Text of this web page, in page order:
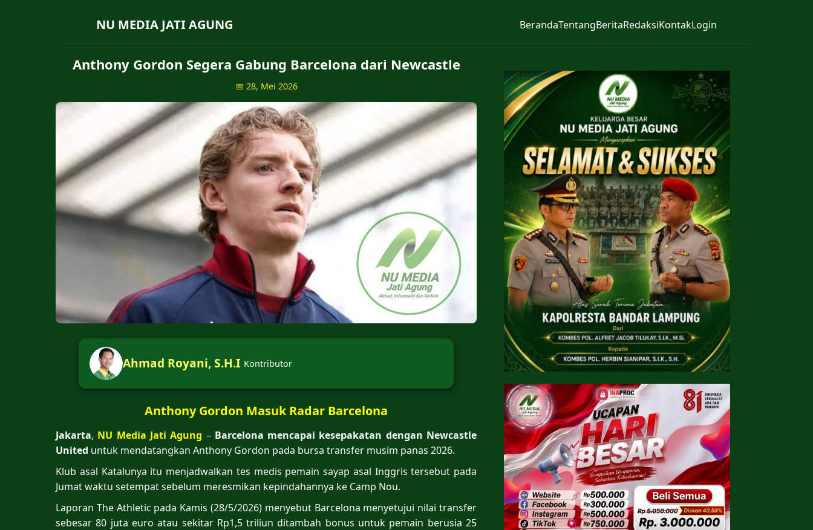
NU MEDIA JATI AGUNG BerandaTentangBeritaRedaksiKontakLogin
Anthony Gordon Segera Gabung Barcelona dari Newcastle
📅 28, Mei 2026
Ahmad Royani, S.H.I Kontributor
Anthony Gordon Masuk Radar Barcelona
Jakarta, NU Media Jati Agung – Barcelona mencapai kesepakatan dengan Newcastle
United untuk mendatangkan Anthony Gordon pada bursa transfer musim panas 2026.
Klub asal Katalunya itu menjadwalkan tes medis pemain sayap asal Inggris tersebut pada
Jumat waktu setempat sebelum meresmikan kepindahannya ke Camp Nou.
Laporan The Athletic pada Kamis (28/5/2026) menyebut Barcelona menyetujui nilai transfer
sebesar 80 juta euro atau sekitar Rp1,5 triliun ditambah bonus untuk pemain berusia 25